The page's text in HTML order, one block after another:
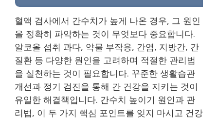
혈액 검사에서 간수치가 높게 나온 경우, 그 원인
을 정확히 파악하는 것이 무엇보다 중요합니다.
알코올 섭취 과다, 약물 부작용, 간염, 지방간, 간
질환 등 다양한 원인을 고려하며 적절한 관리법
을 실천하는 것이 필요합니다. 꾸준한 생활습관
개선과 정기 검진을 통해 간 건강을 지키는 것이
유일한 해결책입니다. 간수치 높이기 원인과 관
리법, 이 두 가지 핵심 포인트를 잊지 마시고 건강